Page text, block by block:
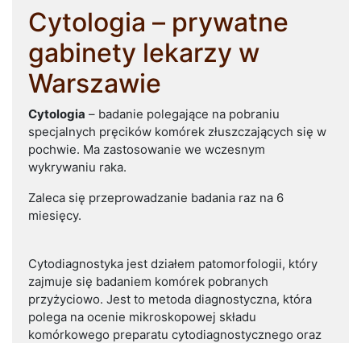
Cytologia – prywatne
gabinety lekarzy w
Warszawie
Cytologia – badanie polegające na pobraniu
specjalnych pręcików komórek złuszczających się w
pochwie. Ma zastosowanie we wczesnym
wykrywaniu raka.
Zaleca się przeprowadzanie badania raz na 6
miesięcy.
Cytodiagnostyka jest działem patomorfologii, który
zajmuje się badaniem komórek pobranych
przyżyciowo. Jest to metoda diagnostyczna, która
polega na ocenie mikroskopowej składu
komórkowego preparatu cytodiagnostycznego oraz